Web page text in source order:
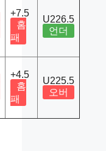
+7.5
홈
패
U226.5
언더
+4.5
홈
패
U225.5
오버